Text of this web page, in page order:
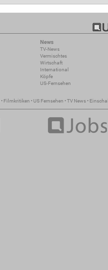
News
TV-News
Vermischtes
Wirtschaft
International
Köpfe
US-Fernsehen
• Filmkritiken • US Fernsehen •TV News •